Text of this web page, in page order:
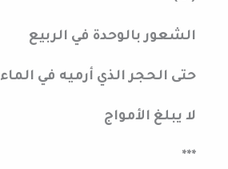
الشعور بالوحدة في الربيع
حتى الحجر الذي أرميه في الماء
لا يبلغ الأمواج
***